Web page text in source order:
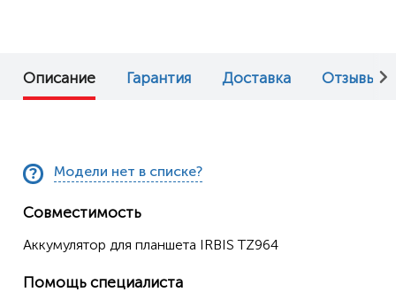
Описание Гарантия Доставка Отзывы (0)
Модели нет в списке?
Совместимость
Аккумулятор для планшета IRBIS TZ964
Помощь специалиста